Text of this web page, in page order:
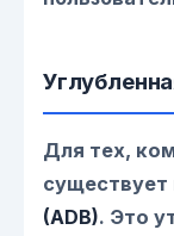
Для тех,
(ADB). Это